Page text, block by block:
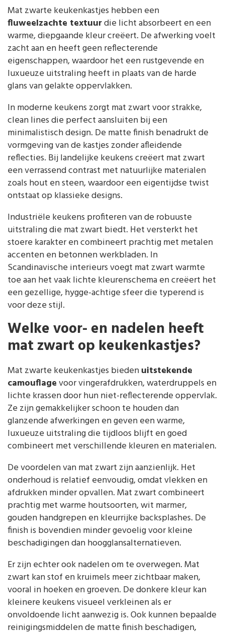
Mat zwarte keukenkastjes hebben een
fluweelzachte textuurdie licht absorbeert en een
warme, diepgaande kleur creëert. De afwerking voelt
zacht aan en heeft geen reflecterende
eigenschappen, waardoor het een rustgevende en
luxueuze uitstraling heeft in plaats van de harde
glans van gelakte oppervlakken.
In moderne keukens zorgt mat zwart voor strakke,
clean lines die perfect aansluiten bij een
minimalistisch design. De matte finish benadrukt de
vormgeving van de kastjes zonder afleidende
reflecties. Bij landelijke keukens creëert mat zwart
een verrassend contrast met natuurlijke materialen
zoals hout en steen, waardoor een eigentijdse twist
ontstaat op klassieke designs.
Industriële keukens profiteren van de robuuste
uitstraling die mat zwart biedt. Het versterkt het
stoere karakter en combineert prachtig met metalen
accenten en betonnen werkbladen. In
Scandinavische interieurs voegt mat zwart warmte
toe aan het vaak lichte kleurenschema en creëert het
een gezellige, hygge-achtige sfeer die typerend is
voor deze stijl.
Welke voor- en nadelen heeft
mat zwart op keukenkastjes?
Mat zwarte keukenkastjes biedenuitstekende
camouflagevoor vingerafdrukken, waterdruppels en
lichte krassen door hun niet-reflecterende oppervlak.
Ze zijn gemakkelijker schoon te houden dan
glanzende afwerkingen en geven een warme,
luxueuze uitstraling die tijdloos blijft en goed
combineert met verschillende kleuren en materialen.
De voordelen van mat zwart zijn aanzienlijk. Het
onderhoud is relatief eenvoudig, omdat vlekken en
afdrukken minder opvallen. Mat zwart combineert
prachtig met warme houtsoorten, wit marmer,
gouden handgrepen en kleurrijke backsplashes. De
finish is bovendien minder gevoelig voor kleine
beschadigingen dan hoogglansalternatieven.
Er zijn echter ook nadelen om te overwegen. Mat
zwart kan stof en kruimels meer zichtbaar maken,
vooral in hoeken en groeven. De donkere kleur kan
kleinere keukens visueel verkleinen als er
onvoldoende licht aanwezig is. Ook kunnen bepaalde
reinigingsmiddelen de matte finish beschadigen,